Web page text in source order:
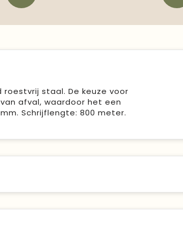
staal. De keuze voor
afval, waardoor het een
Schrijflengte: 800 meter.